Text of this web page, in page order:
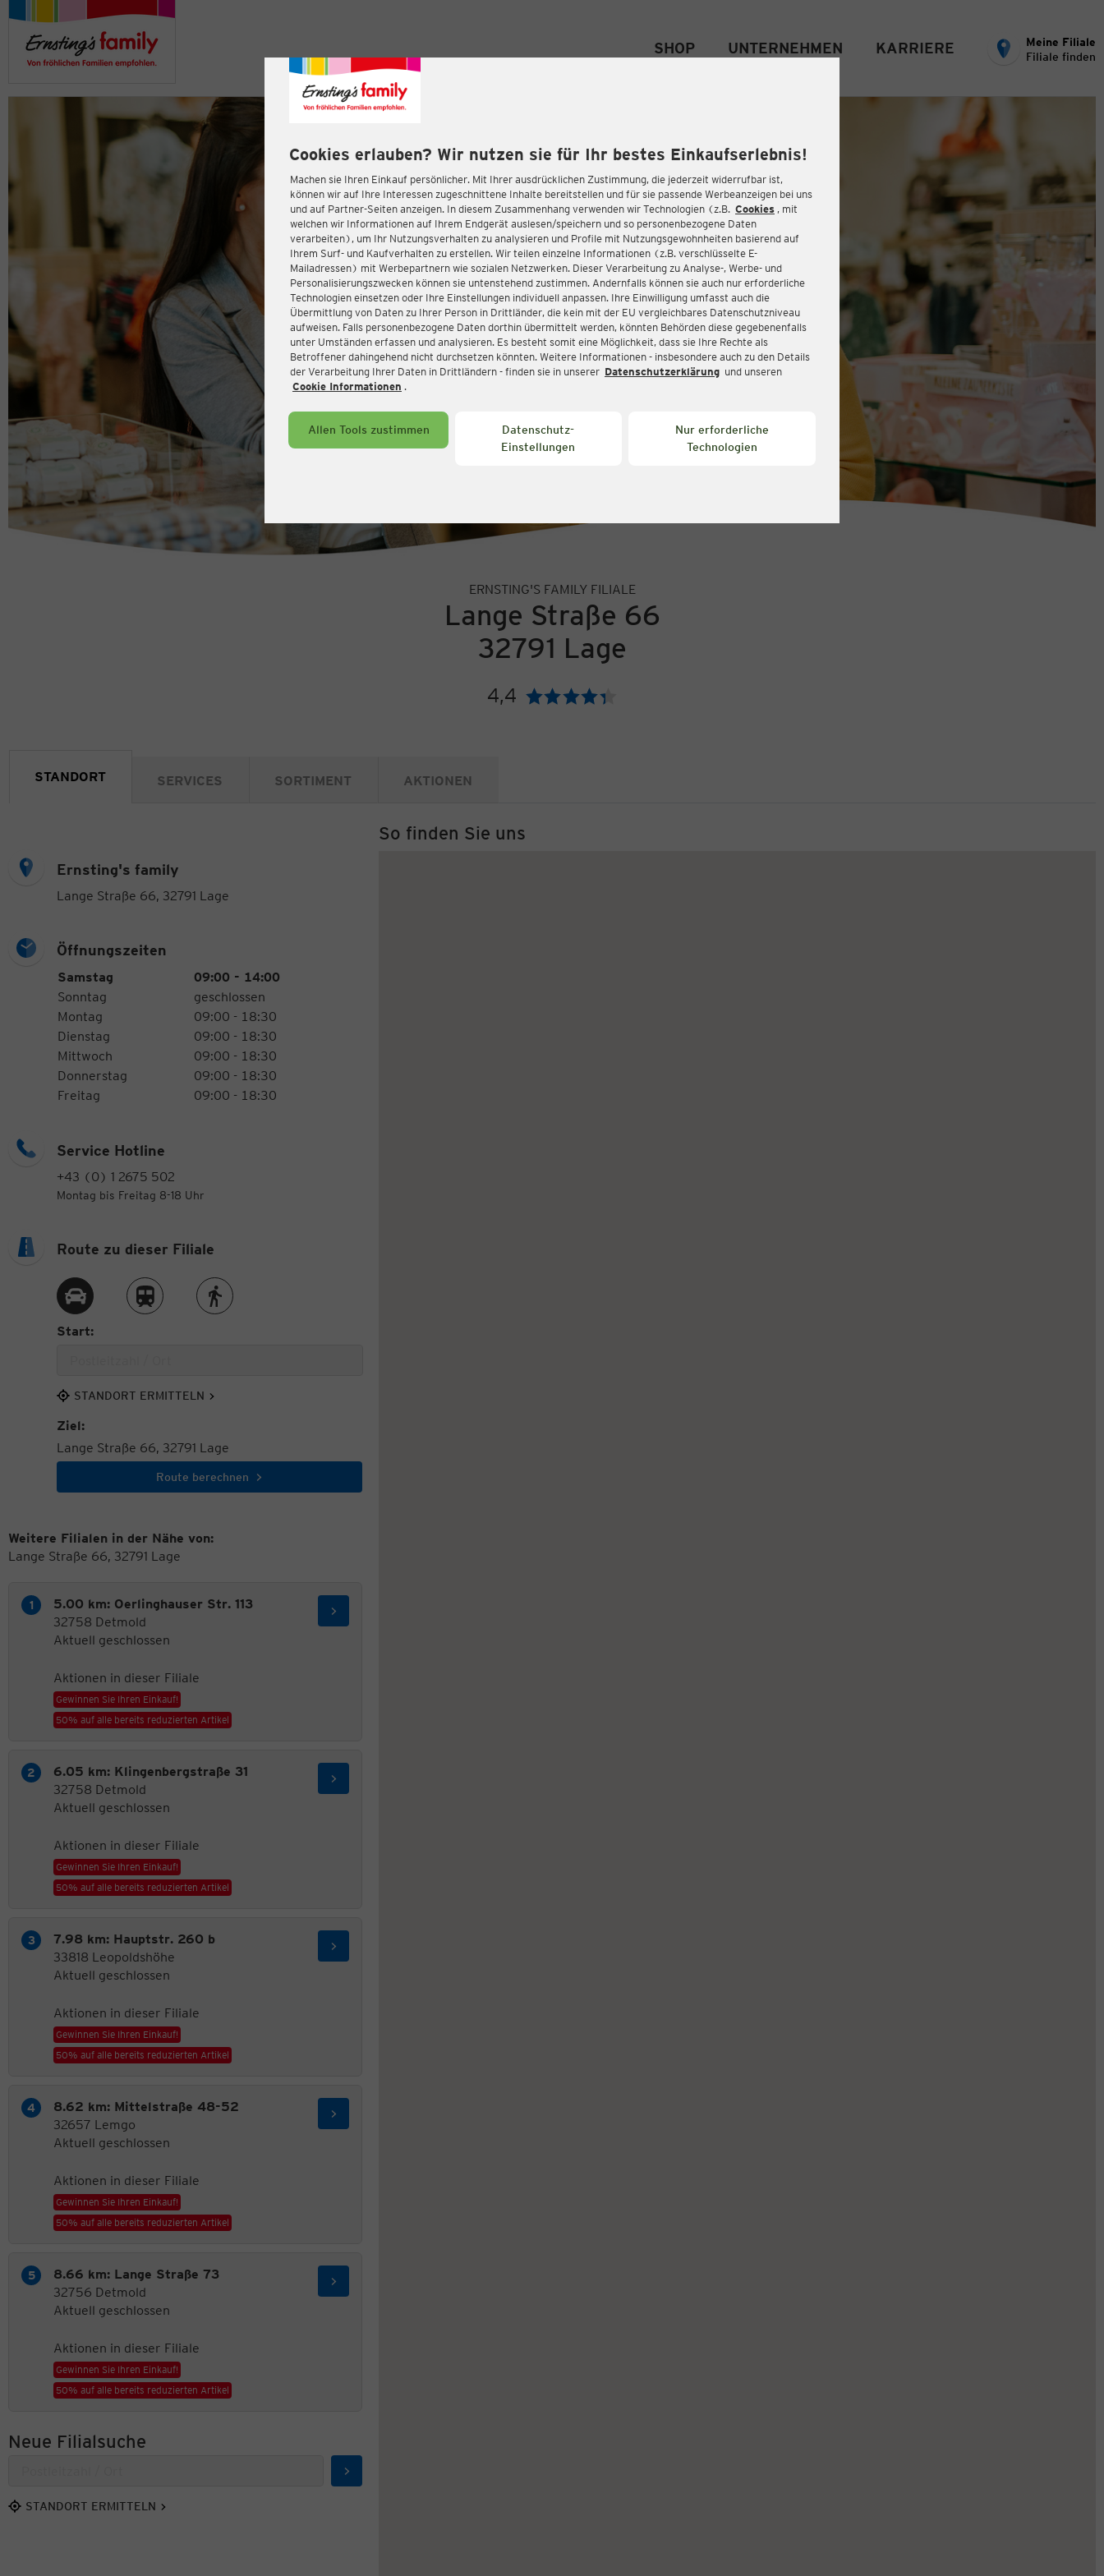
Cookies erlauben? Wir nutzen sie für Ihr bestes Einkaufserlebnis!
Machen sie Ihren Einkauf persönlicher. Mit Ihrer ausdrücklichen Zustimmung, die jederzeit widerrufbar ist,
können wir auf Ihre Interessen zugeschnittene Inhalte bereitstellen und für sie passende Werbeanzeigen bei uns
und auf Partner-Seiten anzeigen. In diesem Zusammenhang verwenden wir Technologien (z.B. Cookies , mit
welchen wir Informationen auf Ihrem Endgerät auslesen/speichern und so personenbezogene Daten
verarbeiten), um Ihr Nutzungsverhalten zu analysieren und Profile mit Nutzungsgewohnheiten basierend auf
Ihrem Surf- und Kaufverhalten zu erstellen. Wir teilen einzelne Informationen (z.B. verschlüsselte E-
Mailadressen) mit Werbepartnern wie sozialen Netzwerken. Dieser Verarbeitung zu Analyse-, Werbe- und
Personalisierungszwecken können sie untenstehend zustimmen. Andernfalls können sie auch nur erforderliche
Technologien einsetzen oder Ihre Einstellungen individuell anpassen. Ihre Einwilligung umfasst auch die
Übermittlung von Daten zu Ihrer Person in Drittländer, die kein mit der EU vergleichbares Datenschutzniveau
aufweisen. Falls personenbezogene Daten dorthin übermittelt werden, könnten Behörden diese gegebenenfalls
unter Umständen erfassen und analysieren. Es besteht somit eine Möglichkeit, dass sie Ihre Rechte als
Betroffener dahingehend nicht durchsetzen könnten. Weitere Informationen - insbesondere auch zu den Details
der Verarbeitung Ihrer Daten in Drittländern - finden sie in unserer Datenschutzerklärung und unseren
Cookie Informationen .
Allen Tools zustimmen
Datenschutz-
Einstellungen
Nur erforderliche
Technologien
SHOP UNTERNEHMEN KARRIERE
Meine Filiale
Filiale finden
ERNSTING'S FAMILY FILIALE
Lange Straße 66
32791 Lage
4,4 Bewertung:
STANDORT SERVICES SORTIMENT AKTIONEN
Ernsting's family
Lange Straße 66, 32791 Lage
Öffnungszeiten
Öffnungszeiten
Wochentag
Samstag
09:00 - 14:00
Sonntag
geschlossen
Montag
09:00 - 18:30
Dienstag
09:00 - 18:30
Mittwoch
09:00 - 18:30
Donnerstag
09:00 - 18:30
Freitag
09:00 - 18:30
Service Hotline
+43 (0) 1 2675 502
Montag bis Freitag 8-18 Uhr
So finden Sie uns
Route zu dieser Filiale
Route per AutoRoute per ZugRoute zu Fuß
Start:
STANDORT ERMITTELN
Ziel:
Lange Straße 66, 32791 Lage
Route berechnen
Weitere Filialen in der Nähe von:
Lange Straße 66, 32791 Lage
5.00 km: Oerlinghauser Str. 113
32758 Detmold
Aktuell geschlossen
Aktionen in dieser Filiale
Gewinnen Sie Ihren Einkauf!
50% auf alle bereits reduzierten Artikel
6.05 km: Klingenbergstraße 31
32758 Detmold
Aktuell geschlossen
Aktionen in dieser Filiale
Gewinnen Sie Ihren Einkauf!
50% auf alle bereits reduzierten Artikel
7.98 km: Hauptstr. 260 b
33818 Leopoldshöhe
Aktuell geschlossen
Aktionen in dieser Filiale
Gewinnen Sie Ihren Einkauf!
50% auf alle bereits reduzierten Artikel
8.62 km: Mittelstraße 48-52
32657 Lemgo
Aktuell geschlossen
Aktionen in dieser Filiale
Gewinnen Sie Ihren Einkauf!
50% auf alle bereits reduzierten Artikel
8.66 km: Lange Straße 73
32756 Detmold
Aktuell geschlossen
Aktionen in dieser Filiale
Gewinnen Sie Ihren Einkauf!
50% auf alle bereits reduzierten Artikel
Neue Filialsuche
Suchen
STANDORT ERMITTELN